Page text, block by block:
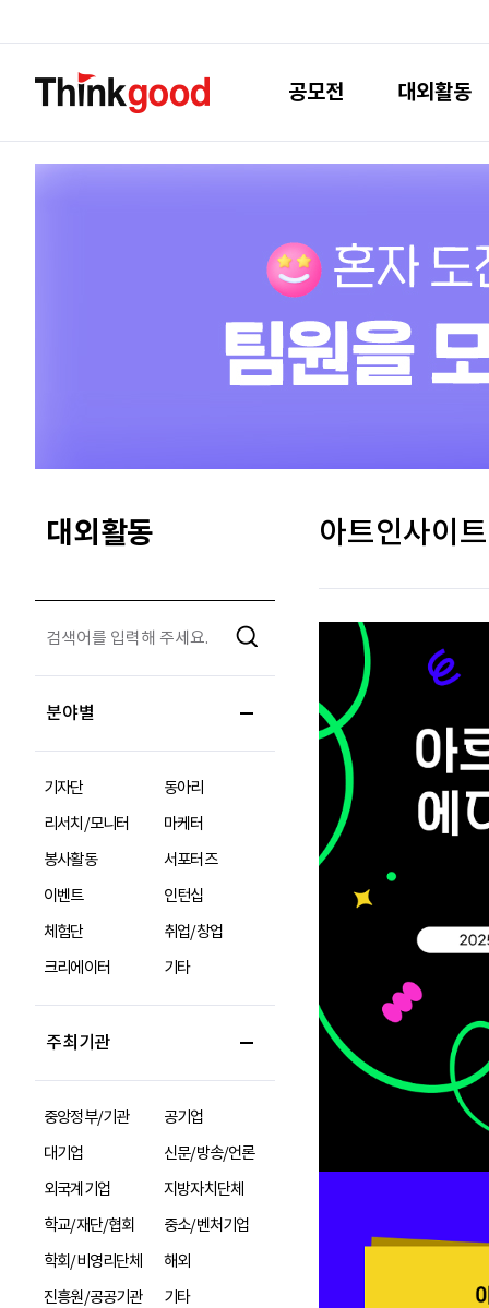
공모전 대외활동
대외활동
분야별
기자단
동아리
리서치/모니터
마케터
봉사활동
서포터즈
이벤트
인턴십
체험단
취업/창업
크리에이터
기타
주최기관
중앙정부/기관
공기업
대기업
신문/방송/언론
외국계기업
지방자치단체
학교/재단/협회
중소/벤처기업
학회/비영리단체
해외
진흥원/공공기관
기타
아트인사이